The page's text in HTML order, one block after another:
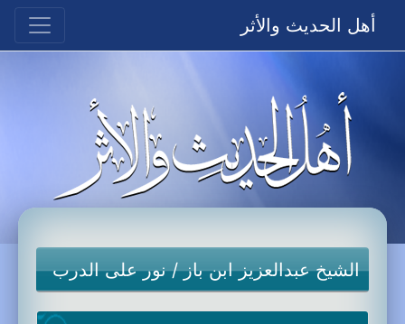
أهل الحديث والأثر
الشيخ عبدالعزيز ابن باز/نور على الدرب